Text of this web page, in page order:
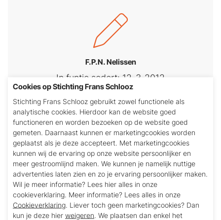
F.P.N. Nelissen
In funtie sedert: 12-3-2012
R. van der Naald
In funtie sedert: 18-8-2015
Cookies op Stichting Frans Schlooz
Stichting Frans Schlooz gebruikt zowel functionele als
analytische cookies. Hierdoor kan de website goed
functioneren en worden bezoeken op de website goed
gemeten. Daarnaast kunnen er marketingcookies worden
geplaatst als je deze accepteert. Met marketingcookies
kunnen wij de ervaring op onze website persoonlijker en
meer gestroomlijnd maken. We kunnen je namelijk nuttige
advertenties laten zien en zo je ervaring persoonlijker maken.
Wil je meer informatie? Lees hier alles in onze
cookieverklaring. Meer informatie? Lees alles in onze
Cookieverklaring . Liever toch geen marketingcookies? Dan
kun je deze hier weigeren . We plaatsen dan enkel het